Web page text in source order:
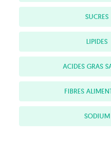
SUCRES
LIPIDES
ACIDES GRAS
FIBRES
SODIUM